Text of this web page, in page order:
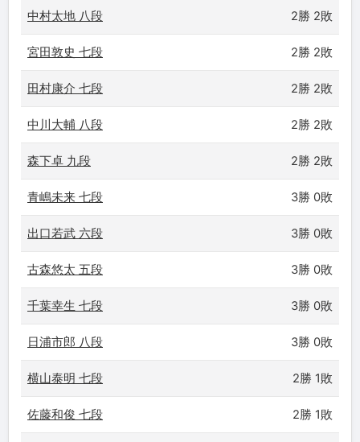
中村太地 八段 2勝 2敗
宮田敦史 七段 2勝 2敗
田村康介 七段 2勝 2敗
中川大輔 八段 2勝 2敗
森下卓 九段 2勝 2敗
青嶋未来 七段 3勝 0敗
出口若武 六段 3勝 0敗
古森悠太 五段 3勝 0敗
千葉幸生 七段 3勝 0敗
日浦市郎 八段 3勝 0敗
横山泰明 七段 2勝 1敗
佐藤和俊 七段 2勝 1敗